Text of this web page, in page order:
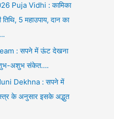
Puja Vidhi : कामिका
5 महाउपाय, दान का
: सपने में ऊंट देखना
शुभ-अशुभ संकेत….
Dekhna : सपने में
के अनुसार इसके अद्भुत